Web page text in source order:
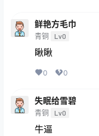
鲜艳方毛巾
青铜 Lv0
瞅瞅
0 0
失眠给雪碧
青铜 Lv0
牛逼